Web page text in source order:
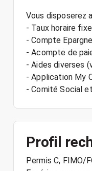
Vous disposerez
- Taux horaire
- Compte
- Acompte de
- Aides diverses
- Application My
Profil
Permis C, FIMO/